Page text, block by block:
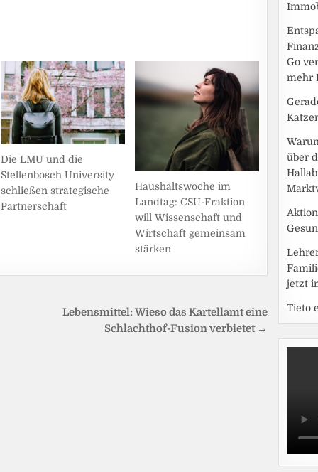
Die LMU und die
Stellenbosch University
schließen strategische
Partnerschaft
Haushaltswoche im
Landtag: CSU-Fraktion
will Wissenschaft und
Wirtschaft gemeinsam
stärken
Lebensmittel: Wieso das Kartellamt eine
Schlachthof-Fusion verbietet →
Go
mehr
über
jetzt
Tieto